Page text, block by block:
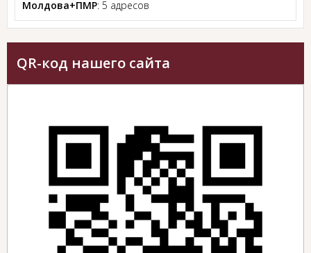
Молдова+ПМР: 5 адресов
QR-код нашего сайта